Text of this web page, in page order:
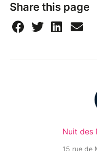
Share this page
Nuit des
15 rue de